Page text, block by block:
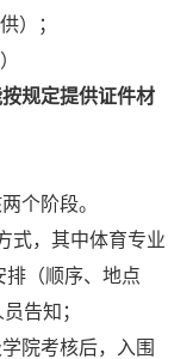
）；
规定提供证件材
个阶段。
式， 其中体育专业
排（顺序、地点
告知 ；
院考核后，入围